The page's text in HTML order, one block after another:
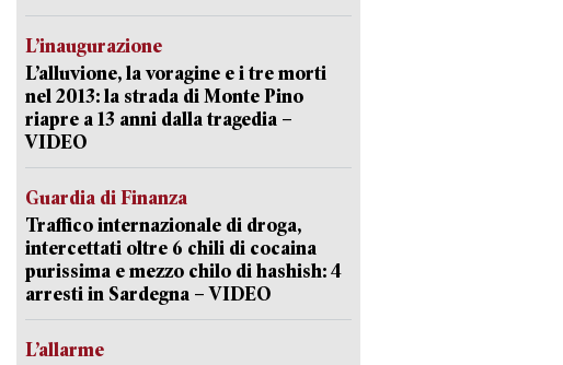
L’inaugurazione
L’alluvione, la voragine e i tre morti
nel 2013: la strada di Monte Pino
riapre a 13 anni dalla tragedia –
VIDEO
Guardia di Finanza
Traffico internazionale di droga,
intercettati oltre 6 chili di cocaina
purissima e mezzo chilo di hashish: 4
arresti in Sardegna – VIDEO
L’allarme